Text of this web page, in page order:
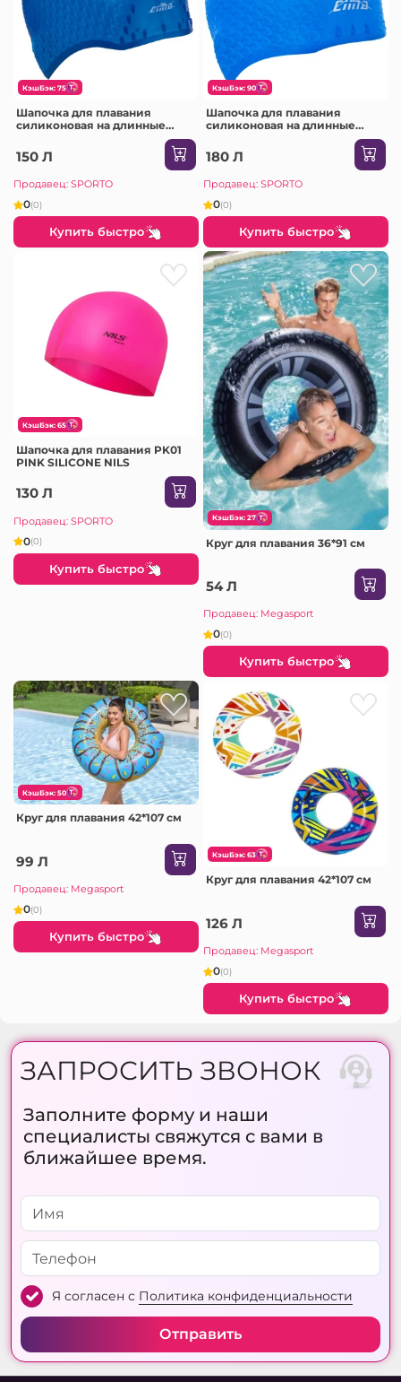
КэшБэк: 75
Шапочка для плавания
силиконовая на длинные
волосы CIMA BUBBLE PL-1669
150 Л
Продавец: SPORTO
0(0)
Купить быстро
КэшБэк: 90
Шапочка для плавания
силиконовая на длинные
волосы CIMA BUBBLE PL-2988
180 Л
Продавец: SPORTO
0(0)
Купить быстро
КэшБэк: 65
Шапочка для плавания PK01
PINK SILICONE NILS
130 Л
Продавец: SPORTO
0(0)
Купить быстро
КэшБэк: 27
Круг для плавания 36*91 см
54 Л
Продавец: Megasport
0(0)
Купить быстро
КэшБэк: 50
Круг для плавания 42*107 см
99 Л
Продавец: Megasport
0(0)
Купить быстро
КэшБэк: 63
Круг для плавания 42*107 см
126 Л
Продавец: Megasport
0(0)
Купить быстро
ЗАПРОСИТЬ ЗВОНОК
Заполните форму и наши
специалисты свяжутся с вами в
ближайшее время.
Я согласен с Политика конфиденциальности
Отправить